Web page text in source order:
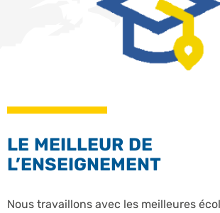
LE MEILLEUR DE
L’ENSEIGNEMENT
Nous travaillons avec les meilleures